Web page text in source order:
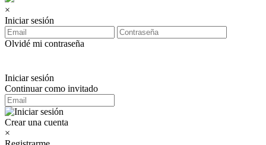
×
Iniciar sesión
Olvidé mi contraseña
Iniciar sesión
Continuar como invitado
Crear una cuenta
×